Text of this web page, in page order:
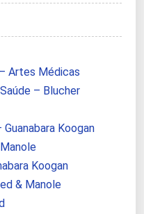
Artes Médicas
– Blucher
Koogan
Koogan
& Manole